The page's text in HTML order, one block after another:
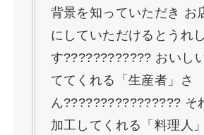
背景を知っていただき お
にしていただけるとうれ
す???????????? おいし
ててくれる「生産者」さ
ん????‍????????‍???? そ
加工してくれる「料理人